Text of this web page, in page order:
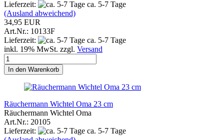
Lieferzeit:
ca. 5-7 Tage
(Ausland abweichend)
34,95 EUR
Art.Nr.: 10133F
Lieferzeit:
ca. 5-7 Tage
inkl. 19% MwSt. zzgl. Versand
In den Warenkorb
Räuchermann Wichtel Oma 23 cm
Räuchermann Wichtel Oma
Art.Nr.: 20105
Lieferzeit:
ca. 5-7 Tage